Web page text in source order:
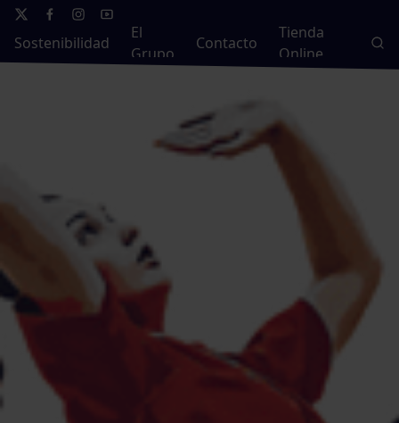
Sostenibilidad
El
Grupo
Contacto
Tienda
Online